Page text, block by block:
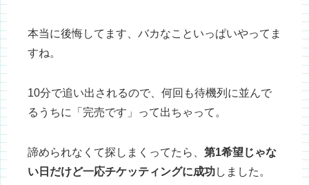
本当に後悔してます、バカなこといっぱいやってま
すね。
10分で追い出されるので、何回も待機列に並んで
るうちに「完売です」って出ちゃって。
諦められなくて探しまくってたら、 第1希望じゃな
い日だけど一応チケッティングに成功しました。